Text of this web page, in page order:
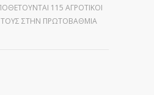
115 ΑΓΡΟΤΙΚΟΊ
ΤΟΥΣ ΣΤΗΝ ΠΡΩΤΟΒΆΘΜΙΑ